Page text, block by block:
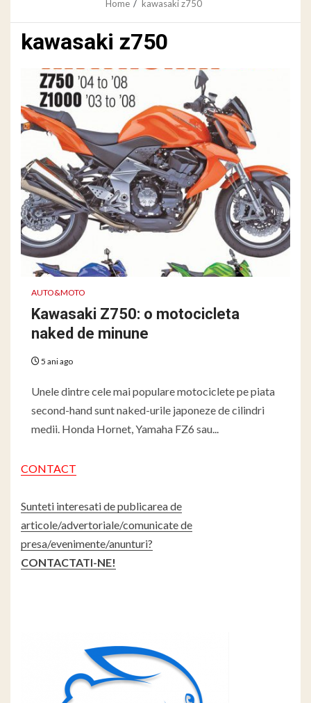
Home kawasaki z750
kawasaki z750
AUTO&MOTO
Kawasaki Z750: o motocicleta
naked de minune
5 ani ago
Unele dintre cele mai populare motociclete pe piata
second-hand sunt naked-urile japoneze de cilindri
medii. Honda Hornet, Yamaha FZ6 sau...
CONTACT
Sunteti interesati de publicarea de
articole/advertoriale/comunicate de
presa/evenimente/anunturi?
CONTACTATI-NE!